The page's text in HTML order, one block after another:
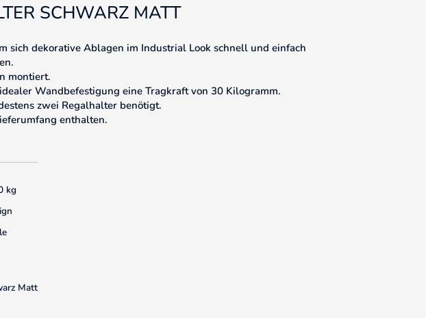
SCHWARZ MATT
sich dekorative Ablagen im Industrial Look schnell und einfach
montiert.
Wandbefestigung eine Tragkraft von 30 Kilogramm.
zwei Regalhalter benötigt.
enthalten.
kg
Matt